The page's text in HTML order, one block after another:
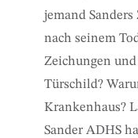
jemand
nach seinem
Zeichungen
Türschild?
Krankenhaus?
Sander ADHS